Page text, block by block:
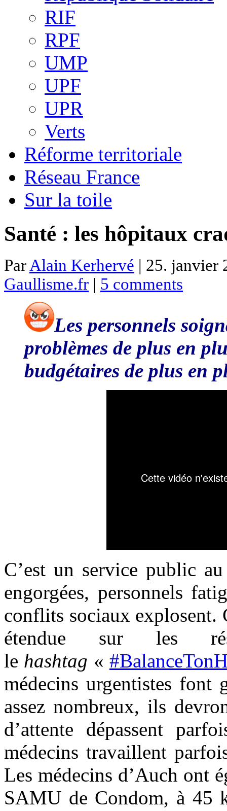
RIF
RPF
UMP
UPF
UPR
Verts
Réforme territoriale
Réseau France
Sur la toile
Santé : les hôpitaux
Par Alain Kerhervé | 25. janvier
Gaullisme.fr | 5 comments
Les personnels
problèmes de plus en
budgétaires de plus en
C’est un service public
engorgées, personnels
conflits sociaux explosent.
étendue sur les
le hashtag «
médecins urgentistes
assez nombreux, ils
d’attente dépassent
médecins travaillent
Les médecins d’Auch ont
SAMU de Condom, à 45